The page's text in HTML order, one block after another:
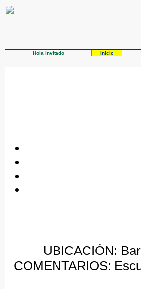
Hola invitado Inicio
UBICACIÓN:
COMENTARIOS: